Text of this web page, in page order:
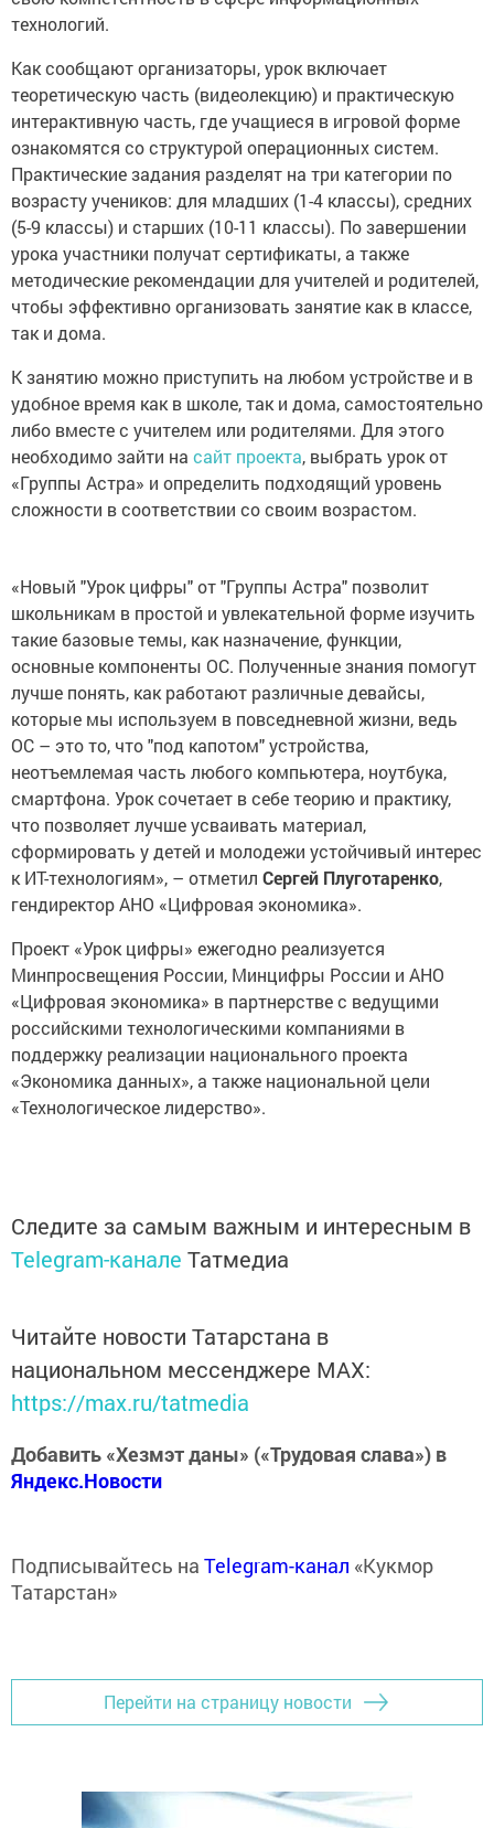
технологий.
Как сообщают организаторы, урок включает
теоретическую часть (видеолекцию) и практическую
интерактивную часть, где учащиеся в игровой форме
ознакомятся со структурой операционных систем.
Практические задания разделят на три категории по
возрасту учеников: для младших (1-4 классы), средних
(5-9 классы) и старших (10-11 классы). По завершении
урока участники получат сертификаты, а также
методические рекомендации для учителей и родителей,
чтобы эффективно организовать занятие как в классе,
так и дома.
К занятию можно приступить на любом устройстве и в
удобное время как в школе, так и дома, самостоятельно
либо вместе с учителем или родителями. Для этого
необходимо зайти на сайт проекта, выбрать урок от
«Группы Астра» и определить подходящий уровень
сложности в соответствии со своим возрастом.
«Новый "Урок цифры" от "Группы Астра" позволит
школьникам в простой и увлекательной форме изучить
такие базовые темы, как назначение, функции,
основные компоненты ОС. Полученные знания помогут
лучше понять, как работают различные девайсы,
которые мы используем в повседневной жизни, ведь
ОС – это то, что "под капотом" устройства,
неотъемлемая часть любого компьютера, ноутбука,
смартфона. Урок сочетает в себе теорию и практику,
что позволяет лучше усваивать материал,
сформировать у детей и молодежи устойчивый интерес
к ИТ-технологиям», – отметил Сергей Плуготаренко,
гендиректор АНО «Цифровая экономика».
Проект «Урок цифры» ежегодно реализуется
Минпросвещения России, Минцифры России и АНО
«Цифровая экономика» в партнерстве с ведущими
российскими технологическими компаниями в
поддержку реализации национального проекта
«Экономика данных», а также национальной цели
«Технологическое лидерство».
Следите за самым важным и интересным в
Telegram-канале Татмедиа
Читайте новости Татарстана в
национальном мессенджере MАХ:
https://max.ru/tatmedia
Добавить «Хезмэт даны» («Трудовая слава») в
Яндекс.Новости
Подписывайтесь на Telegram-канал «Кукмор
Татарстан»
Перейти на страницу новости